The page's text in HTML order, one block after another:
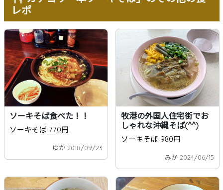
レポ
ソーキそば食べた！！
ソーキそば 770円
ゆか 2018/09/23
牧港の外国人住宅街でお
しゃれな沖縄そば(^^)
ソーキそば 980円
みか 2024/06/15